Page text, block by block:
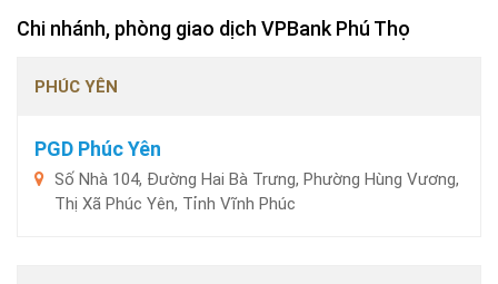
Chi nhánh, phòng giao dịch VPBank Phú Thọ
PHÚC YÊN
PGD Phúc Yên
Số Nhà 104, Đường Hai Bà Trưng, Phường Hùng Vương,
Thị Xã Phúc Yên, Tỉnh Vĩnh Phúc